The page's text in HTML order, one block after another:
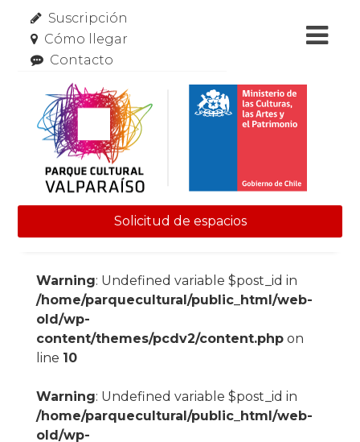
Suscripción
Cómo llegar
Contacto
Solicitud de espacios
Warning: Undefined variable $post_id in
/home/parquecultural/public_html/web-
old/wp-
content/themes/pcdv2/content.phpon
line 10
Warning: Undefined variable $post_id in
/home/parquecultural/public_html/web-
old/wp-